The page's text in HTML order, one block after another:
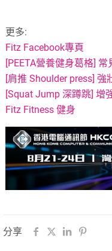
更多:
Fitz Facebook專頁
[PEETA營養健身葛格]
[肩推 Shoulder press] 強
[Squat Jump 深蹲跳] 增
Fitz Fitness 健身
分享